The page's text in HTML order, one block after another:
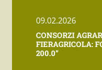
09.02.2026
CONSORZI
FIERAGRICOLA:
200.0”